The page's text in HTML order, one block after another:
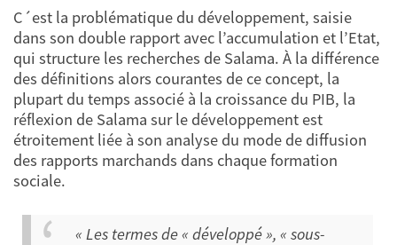
C´est la problématique du développement, saisie
dans son double rapport avec l’accumulation et l’Etat,
qui structure les recherches de Salama. À la différence
des définitions alors courantes de ce concept, la
plupart du temps associé à la croissance du PIB, la
réflexion de Salama sur le développement est
étroitement liée à son analyse du mode de diffusion
des rapports marchands dans chaque formation
sociale.
« Les termes de « développé », « sous-